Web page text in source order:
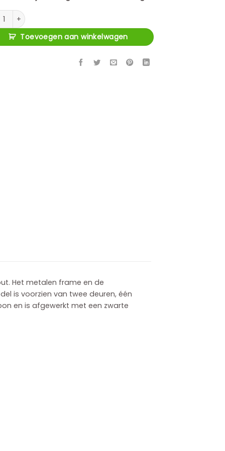
New York Zwart Mangohout 180 cm aantal
Toevoegen aan winkelwagen
Het metalen frame en de
is voorzien van twee deuren, één
en is afgewerkt met een zwarte